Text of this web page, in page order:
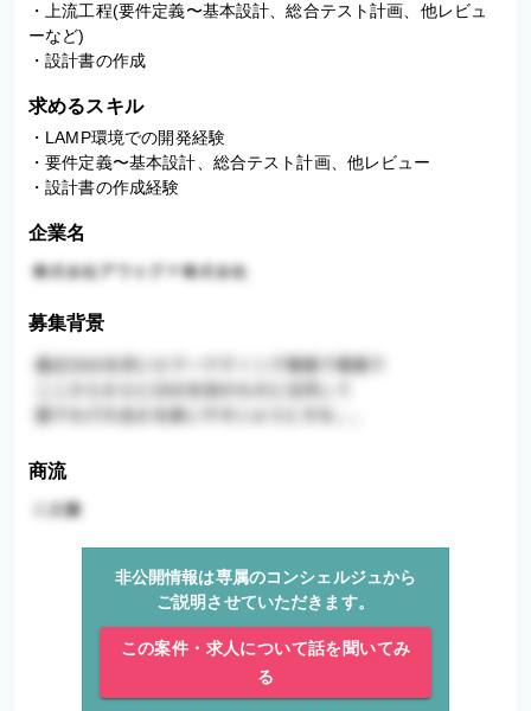
・上流工程(要件定義〜基本設計、総合テスト計画、他レビュ
ーなど)
・設計書の作成
求めるスキル
・LAMP環境での開発経験
・要件定義〜基本設計、総合テスト計画、他レビュー
・設計書の作成経験
企業名
募集背景
商流
非公開情報は専属のコンシェルジュから
ご説明させていただきます。
この案件・求人について話を聞いてみ
る